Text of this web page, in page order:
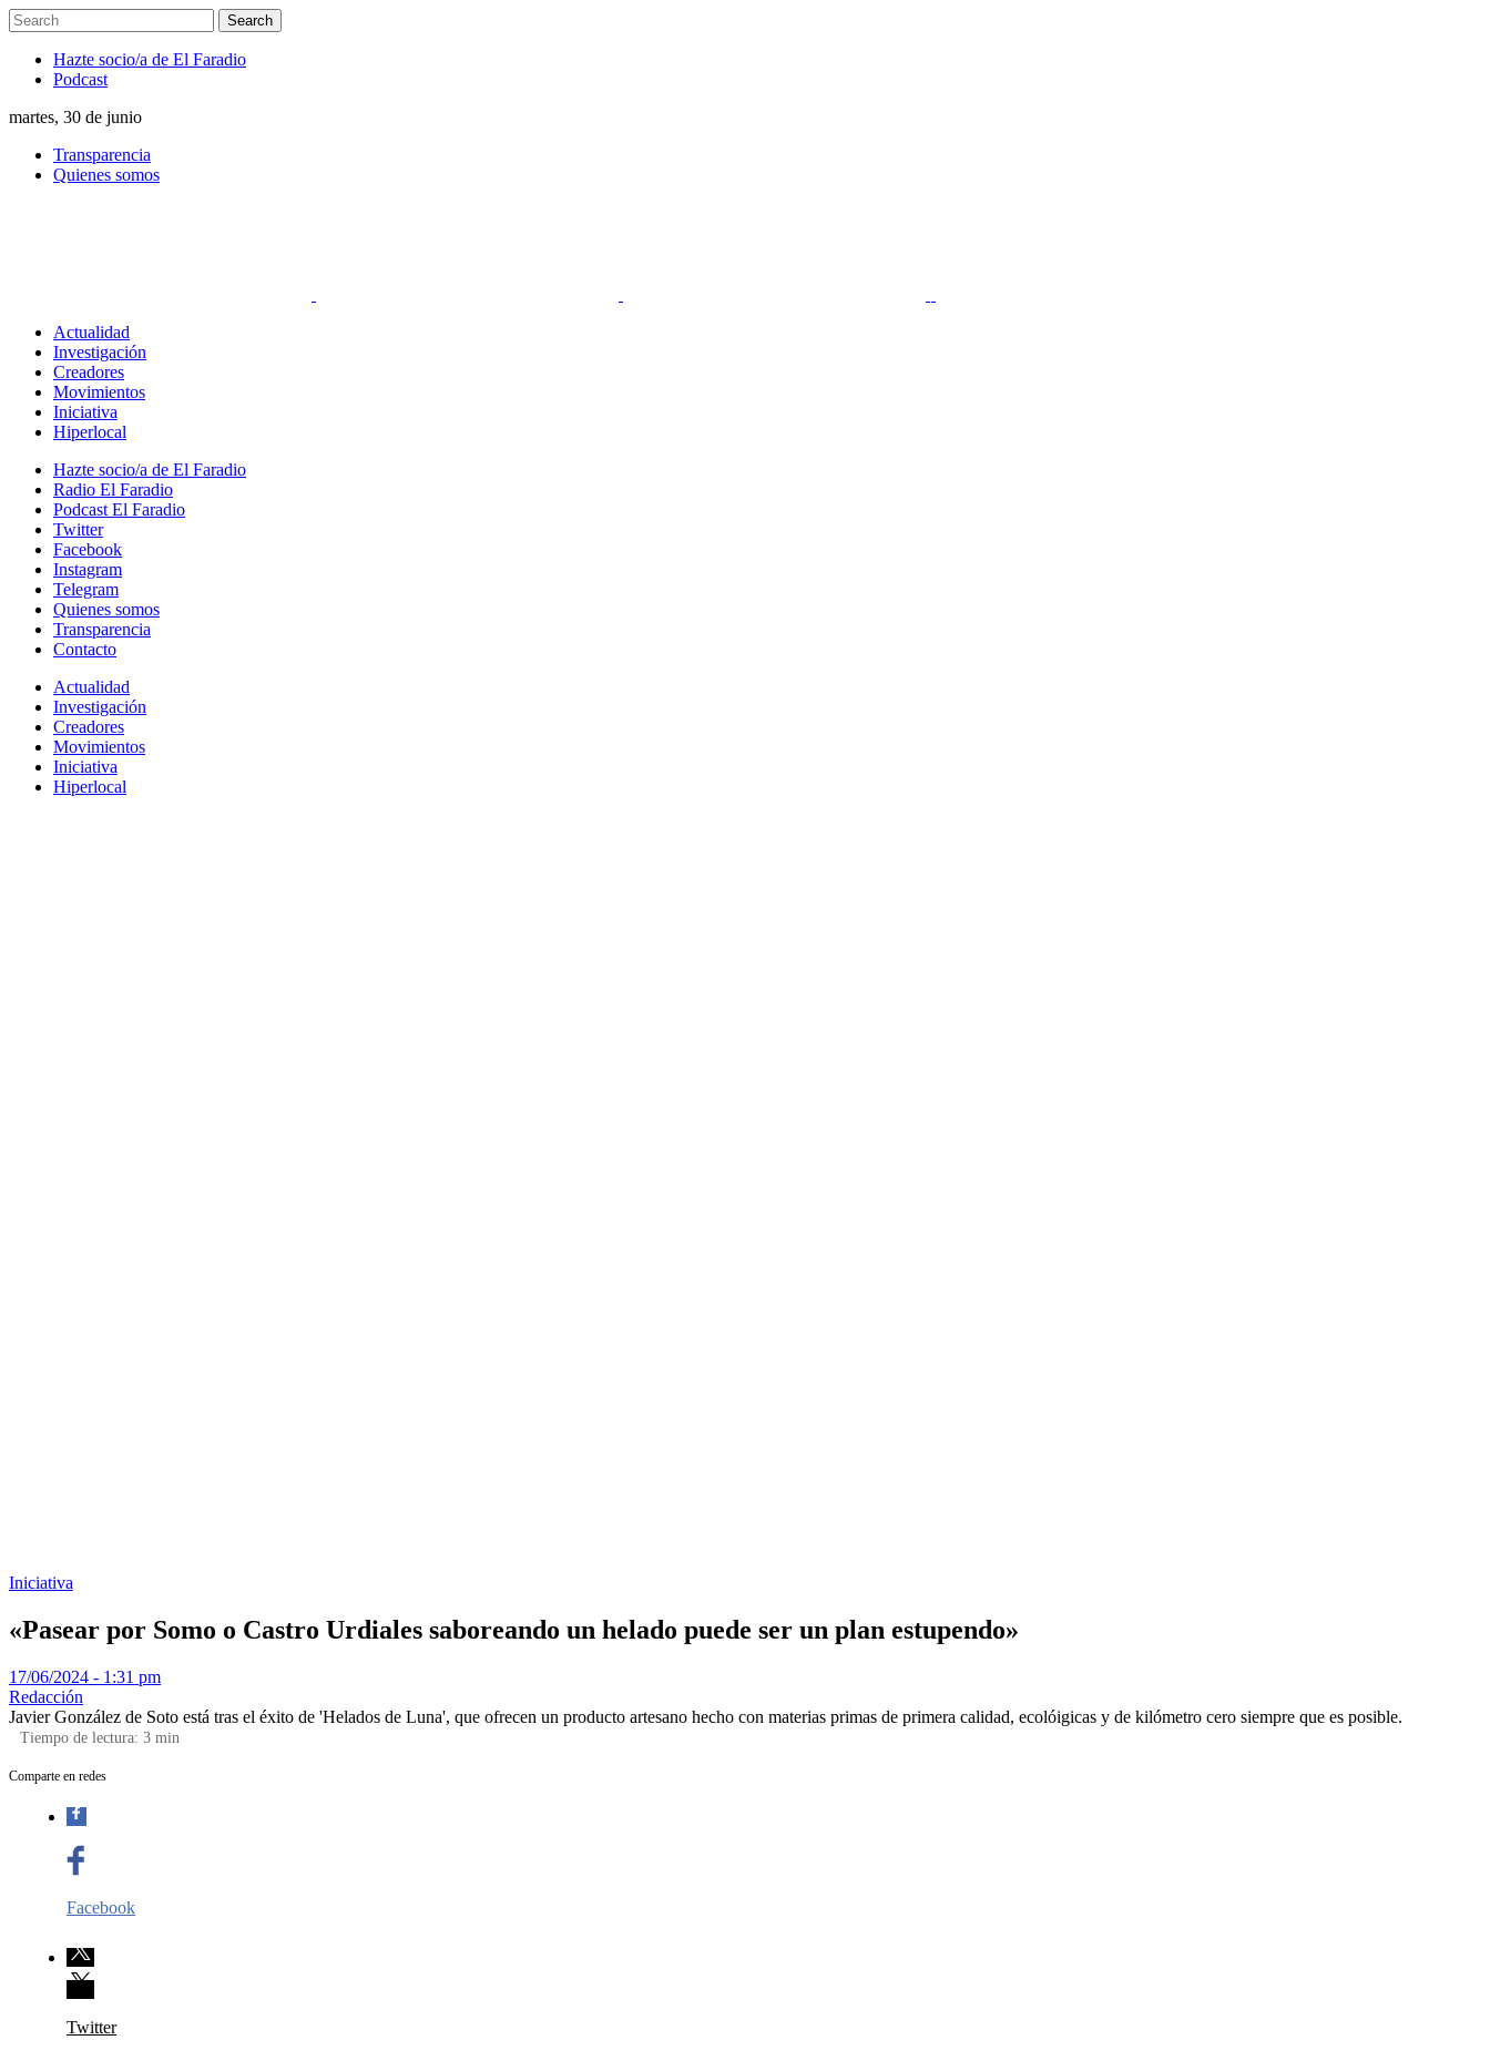
Hazte socio/a de El Faradio
Podcast
martes, 30 de junio
Transparencia
Quienes somos
Actualidad
Investigación
Creadores
Movimientos
Iniciativa
Hiperlocal
Hazte socio/a de El Faradio
Radio El Faradio
Podcast El Faradio
Twitter
Facebook
Instagram
Telegram
Quienes somos
Transparencia
Contacto
Actualidad
Investigación
Creadores
Movimientos
Iniciativa
Hiperlocal
Iniciativa
«Pasear por Somo o Castro Urdiales saboreando un helado puede ser un plan estupendo»
17/06/2024 - 1:31 pm
Redacción
Javier González de Soto está tras el éxito de 'Helados de Luna', que ofrecen un producto artesano hecho con materias primas de primera calidad, ecolóigicas y de kilómetro cero siempre que es posible.
Tiempo de lectura: 3 min
Comparte en redes
Facebook
Twitter